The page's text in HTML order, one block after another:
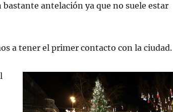
antelación ya que no suele estar
a tener el primer contacto con la ciudad.